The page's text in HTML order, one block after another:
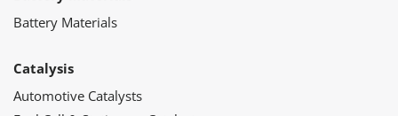
Battery Materials
Catalysis
Automotive Catalysts